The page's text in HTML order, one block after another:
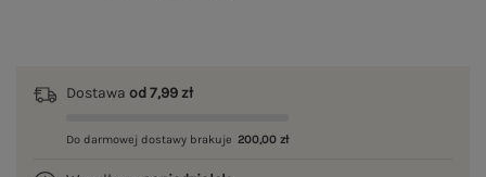
Dostawa od 7,99 zł
Do darmowej dostawy brakuje 200,00 zł